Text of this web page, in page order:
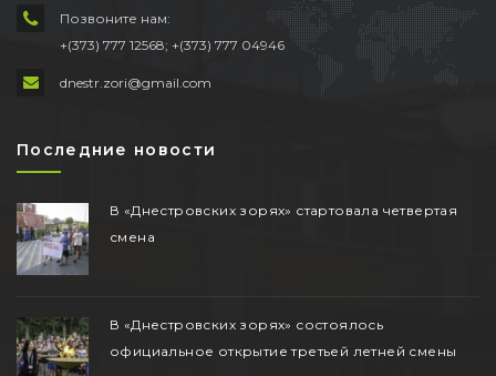
Позвоните нам:
+(373) 777 12568; +(373) 777 04946
dnestr.zori@gmail.com
Последние новости
В «Днестровских зорях» стартовала четвертая
смена
В «Днестровских зорях» состоялось
официальное открытие третьей летней смены